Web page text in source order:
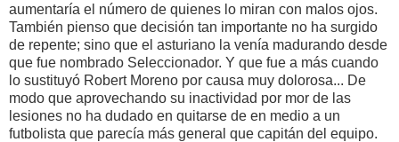
aumentaría el número de quienes lo miran con malos ojos.
También pienso que decisión tan importante no ha surgido
de repente; sino que el asturiano la venía madurando desde
que fue nombrado Seleccionador. Y que fue a más cuando
lo sustituyó Robert Moreno por causa muy dolorosa... De
modo que aprovechando su inactividad por mor de las
lesiones no ha dudado en quitarse de en medio a un
futbolista que parecía más general que capitán del equipo.